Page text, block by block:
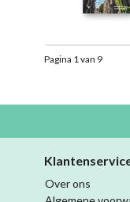
Pagina 1 van 9
Over ons